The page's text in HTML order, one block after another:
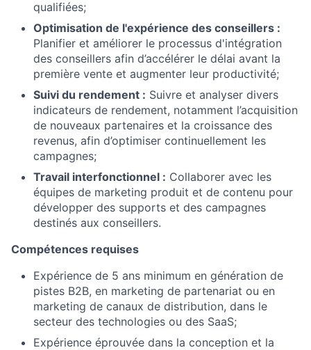
qualifiées;
Optimisation de l'expérience des conseillers :
Planifier et améliorer le processus d'intégration
des conseillers afin d’accélérer le délai avant la
première vente et augmenter leur productivité;
Suivi du rendement : Suivre et analyser divers
indicateurs de rendement, notamment l’acquisition
de nouveaux partenaires et la croissance des
revenus, afin d’optimiser continuellement les
campagnes;
Travail interfonctionnel : Collaborer avec les
équipes de marketing produit et de contenu pour
développer des supports et des campagnes
destinés aux conseillers.
Compétences requises
Expérience de 5 ans minimum en génération de
pistes B2B, en marketing de partenariat ou en
marketing de canaux de distribution, dans le
secteur des technologies ou des SaaS;
Expérience éprouvée dans la conception et la